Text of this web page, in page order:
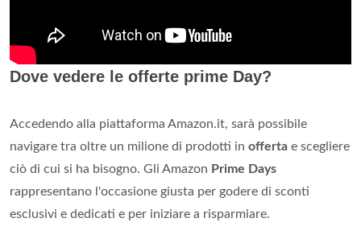
Dove vedere le offerte prime Day?
Accedendo alla piattaforma Amazon.it, sarà possibile
navigare tra oltre un milione di prodotti in offerta e scegliere
ciò di cui si ha bisogno. Gli Amazon Prime Days
rappresentano l'occasione giusta per godere di sconti
esclusivi e dedicati e per iniziare a risparmiare.